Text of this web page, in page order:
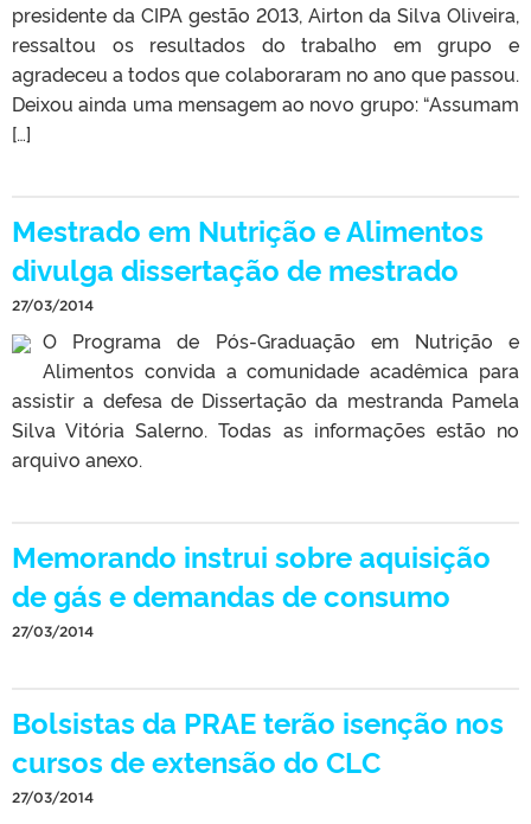
presidente da CIPA gestão 2013, Airton da Silva Oliveira,
ressaltou os resultados do trabalho em grupo e
agradeceu a todos que colaboraram no ano que passou.
Deixou ainda uma mensagem ao novo grupo: “Assumam
[…]
Mestrado em Nutrição e Alimentos
divulga dissertação de mestrado
27/03/2014
O Programa de Pós-Graduação em Nutrição e
Alimentos convida a comunidade acadêmica para
assistir a defesa de Dissertação da mestranda Pamela
Silva Vitória Salerno. Todas as informações estão no
arquivo anexo.
Memorando instrui sobre aquisição
de gás e demandas de consumo
27/03/2014
Bolsistas da PRAE terão isenção nos
cursos de extensão do CLC
27/03/2014